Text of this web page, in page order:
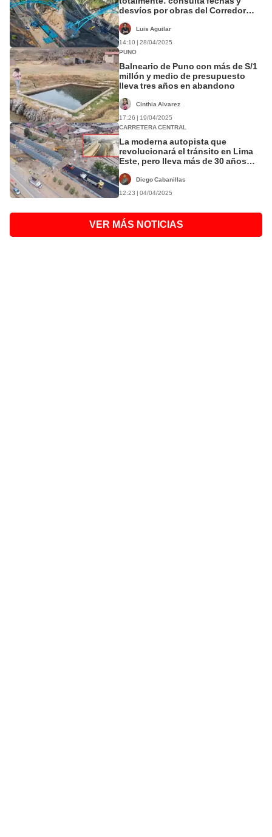
desvíos por obras del Corredor
Luis Aguilar
14:10 | 28/04/2025
PUNO
Balneario de Puno con más de S/1
millón y medio de presupuesto
lleva tres años en abandono
Cinthia Alvarez
17:26 | 19/04/2025
CARRETERA CENTRAL
La moderna autopista que
revolucionará el tránsito en Lima
Este, pero lleva más de 30 años
la Carretera Central
Diego Cabanillas
12:23 | 04/04/2025
VER MÁS NOTICIAS